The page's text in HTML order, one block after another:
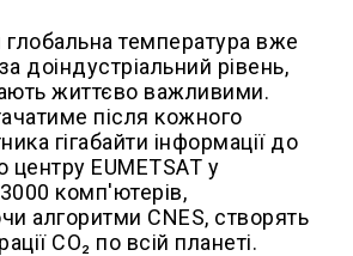
глобальна температура вже
доіндустріальний рівень,
життєво важливими.
після кожного
гігабайти інформації до
центру EUMETSAT у
комп'ютерів,
алгоритми CNES, створять
CO₂ по всій планеті.